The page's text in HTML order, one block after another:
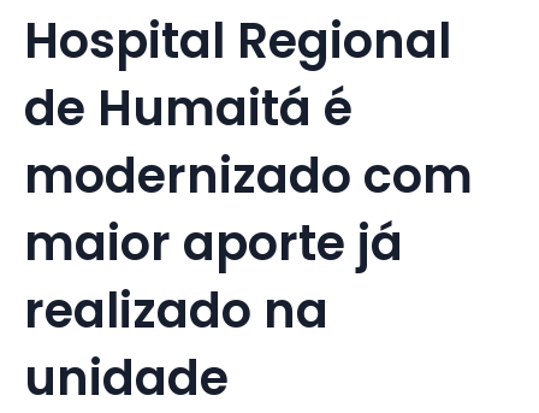
Hospital Regional
de Humaitá é
modernizado com
maior aporte já
realizado na
unidade